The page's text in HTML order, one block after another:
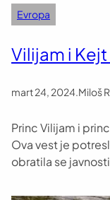
Evropa
Vilijam i
mart 24, 2024.Miloš
Princ Vilijam i
Ova vest je
obratila se